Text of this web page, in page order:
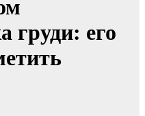
груди: его